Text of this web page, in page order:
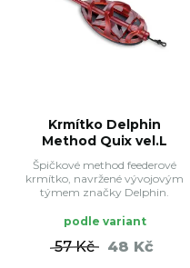
Krmítko Delphin
Method Quix vel.L
Špičkové method feederové
krmítko, navržené vývojovým
týmem značky Delphin.
podle variant
57 Kč 48 Kč